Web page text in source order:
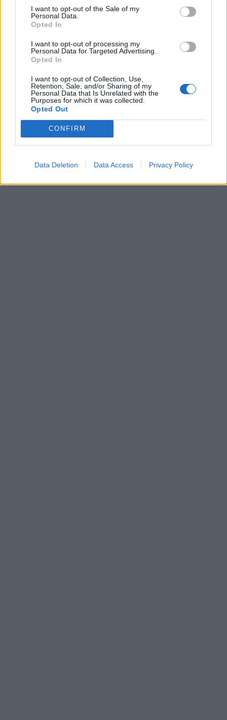
I want to opt-out of the Sale of my
Personal Data.
Opted In
I want to opt-out of processing my
Personal Data for Targeted Advertising.
Opted In
I want to opt-out of Collection, Use,
Retention, Sale, and/or Sharing of my
Personal Data that Is Unrelated with the
Purposes for which it was collected.
Opted Out
CONFIRM
Data Deletion Data Access Privacy Policy